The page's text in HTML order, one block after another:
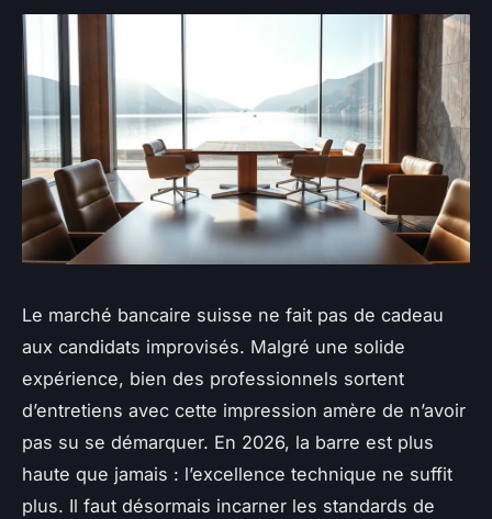
Le marché bancaire suisse ne fait pas de cadeau
aux candidats improvisés. Malgré une solide
expérience, bien des professionnels sortent
d’entretiens avec cette impression amère de n’avoir
pas su se démarquer. En 2026, la barre est plus
haute que jamais : l’excellence technique ne suffit
plus. Il faut désormais incarner les standards de